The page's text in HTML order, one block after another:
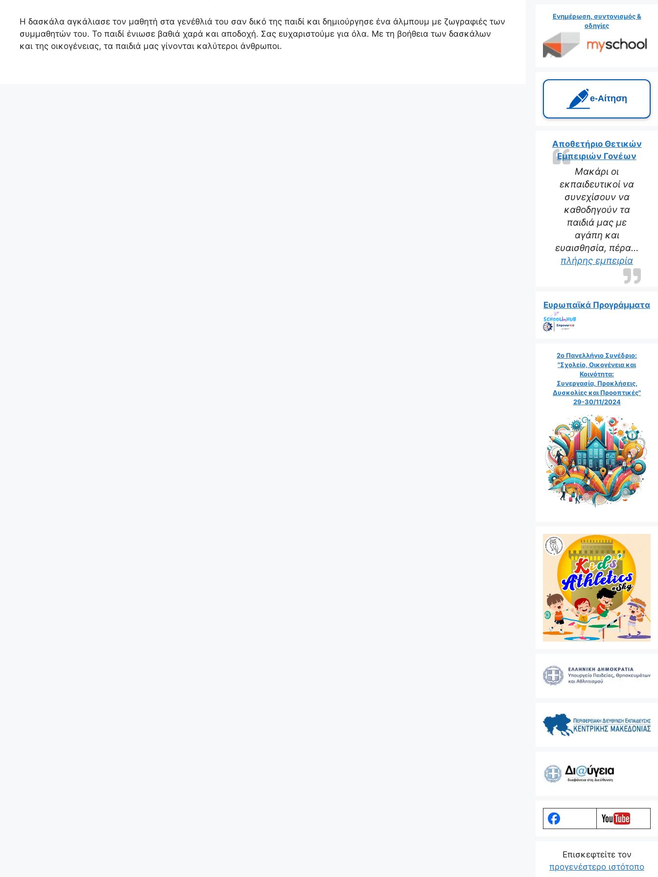
Η δασκάλα αγκάλιασε τον μαθητή στα γενέθλιά του σαν δικό της παιδί και δημιούργησε ένα άλμπουμ με ζωγραφιές των
συμμαθητών του. Το παιδί ένιωσε βαθιά χαρά και αποδοχή. Σας ευχαριστούμε για όλα. Με τη βοήθεια των δασκάλων
και της οικογένειας, τα παιδιά μας γίνονται καλύτεροι άνθρωποι.
Ενημέρωση, συντονισμός &
οδηγίες
e‑Αίτηση
Μακάρι οι
εκπαιδευτικοί να
συνεχίσουν να
καθοδηγούν τα
παιδιά μας με
αγάπη και
ευαισθησία, πέρα…
πλήρης εμπειρία“Η
Αποθετήριο Θετικών
Εμπειριών Γονέων
Ευρωπαϊκά Προγράμματα
2ο Πανελλήνιο Συνέδριο:
"Σχολείο, Οικογένεια και
Κοινότητα:
Συνεργασία, Προκλήσεις,
Δυσκολίες και Προοπτικές"
29-30/11/2024
Eπισκεφτείτε τον
προγενέστερο ιστότοπο